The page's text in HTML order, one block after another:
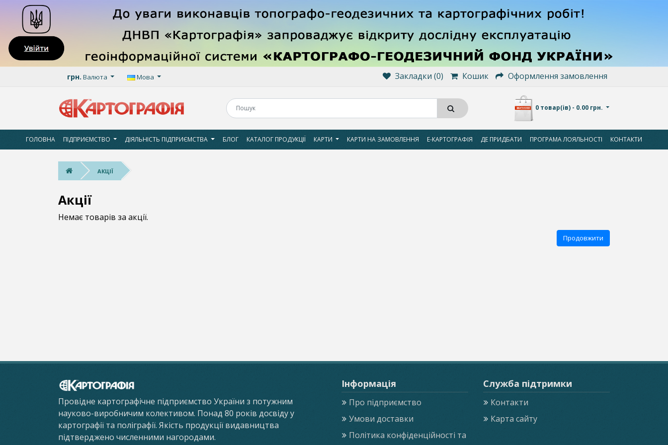
грн. Валюта Мова Закладки (0) Кошик Оформлення замовлення
0 товар(ів) - 0.00 грн.
ГОЛОВНА ПІДПРИЄМСТВО ДІЯЛЬНІСТЬ ПІДПРИЄМСТВА БЛОГ КАТАЛОГ ПРОДУКЦІЇ КАРТИ КАРТИ НА ЗАМОВЛЕННЯ Е-КАРТОГРАФІЯ ДЕ ПРИДБАТИ ПРОГРАМА ЛОЯЛЬНОСТІ КОНТАКТИ
АКЦІЇ
Акції
Немає товарів за акції.
Продовжити
Провідне картографічне підприємство України з потужним
науково-виробничим колективом. Понад 80 років досвіду у
картографії та поліграфії. Якість продукції видавництва
підтверджено численними нагородами.
Інформація
Про підприємство
Умови доставки
Політика конфіденційності та
Служба підтримки
Контакти
Карта сайту